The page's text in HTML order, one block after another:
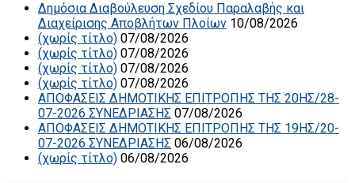
Δημόσια Διαβούλευση Σχεδίου Παραλαβής και
Διαχείρισης Αποβλήτων Πλοίων 10/08/2026
(χωρίς τίτλο) 07/08/2026
(χωρίς τίτλο) 07/08/2026
(χωρίς τίτλο) 07/08/2026
(χωρίς τίτλο) 07/08/2026
ΑΠΟΦΑΣΕΙΣ ΔΗΜΟΤΙΚΗΣ ΕΠΙΤΡΟΠΗΣ ΤΗΣ 20ΗΣ/28-
07-2026 ΣΥΝΕΔΡΙΑΣΗΣ 07/08/2026
ΑΠΟΦΑΣΕΙΣ ΔΗΜΟΤΙΚΗΣ ΕΠΙΤΡΟΠΗΣ ΤΗΣ 19ΗΣ/20-
07-2026 ΣΥΝΕΔΡΙΑΣΗΣ 06/08/2026
(χωρίς τίτλο) 06/08/2026